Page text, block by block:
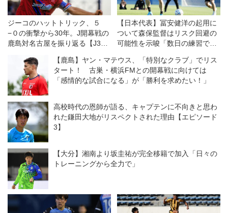
ジーコのハットトリック、５
−０の衝撃から30年。J開幕戦の
鹿島対名古屋を振り返る【J30
【日本代表】冨安健洋の起用に
ついて森保監督はリスク回避の
可能性を示唆「数日の練習で国
【鹿島】ヤン・マテウス、「特別なクラブ」でリス
タート！ 古巣・横浜FMとの開幕戦に向けては
「感情的な試合になる」が「勝利を求めたい！」
高校時代の恩師が語る、キャプテンに不向きと思わ
れた鎌田大地がリスペクトされた理由【エピソード
3】
【大分】湘南より坂圭祐が完全移籍で加入「日々の
トレーニングから全力で」